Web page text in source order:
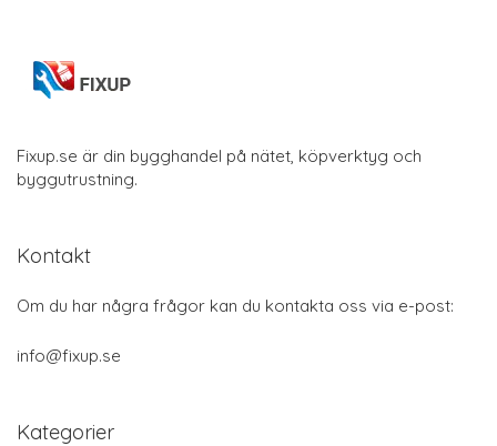
Fixup.se är din bygghandel på nätet, köpverktyg och
byggutrustning.
Kontakt
Om du har några frågor kan du kontakta oss via e-post:
info@fixup.se
Kategorier